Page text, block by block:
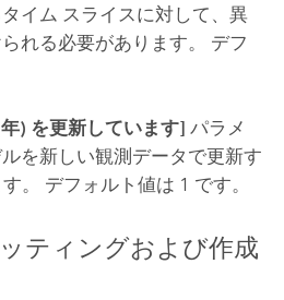
イム スライスに対して、異
れる必要があります。 デフ
) を更新しています] パラメ
を新しい観測データで更新す
。 デフォルト値は 1 です。
ティングおよび作成